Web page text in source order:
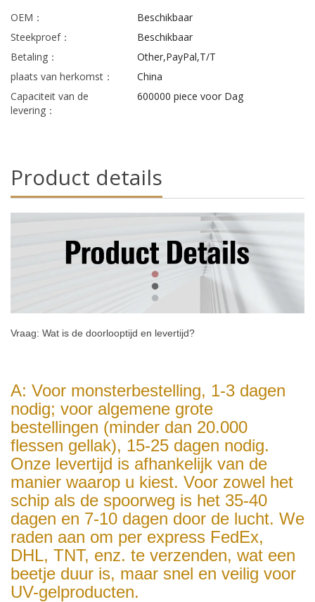
OEM：
Beschikbaar
Steekproef：
Beschikbaar
Betaling：
Other,PayPal,T/T
plaats van herkomst：
China
Capaciteit van de
levering：
600000 piece voor Dag
Product details
Vraag: Wat is de doorlooptijd en levertijd?
A: Voor monsterbestelling, 1-3 dagen
nodig; voor algemene grote
bestellingen (minder dan 20.000
flessen gellak), 15-25 dagen nodig.
Onze levertijd is afhankelijk van de
manier waarop u kiest. Voor zowel het
schip als de spoorweg is het 35-40
dagen en 7-10 dagen door de lucht. We
raden aan om per express FedEx,
DHL, TNT, enz. te verzenden, wat een
beetje duur is, maar snel en veilig voor
UV-gelproducten.